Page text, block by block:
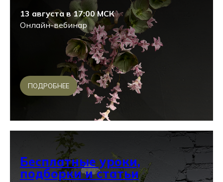
13 августа в 17:00 МСК
Онлайн-вебинар
ПОДРОБНЕЕ
Бесплатные уроки,
подборки и статьи